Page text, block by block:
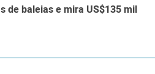
de baleias e mira US$135 mil